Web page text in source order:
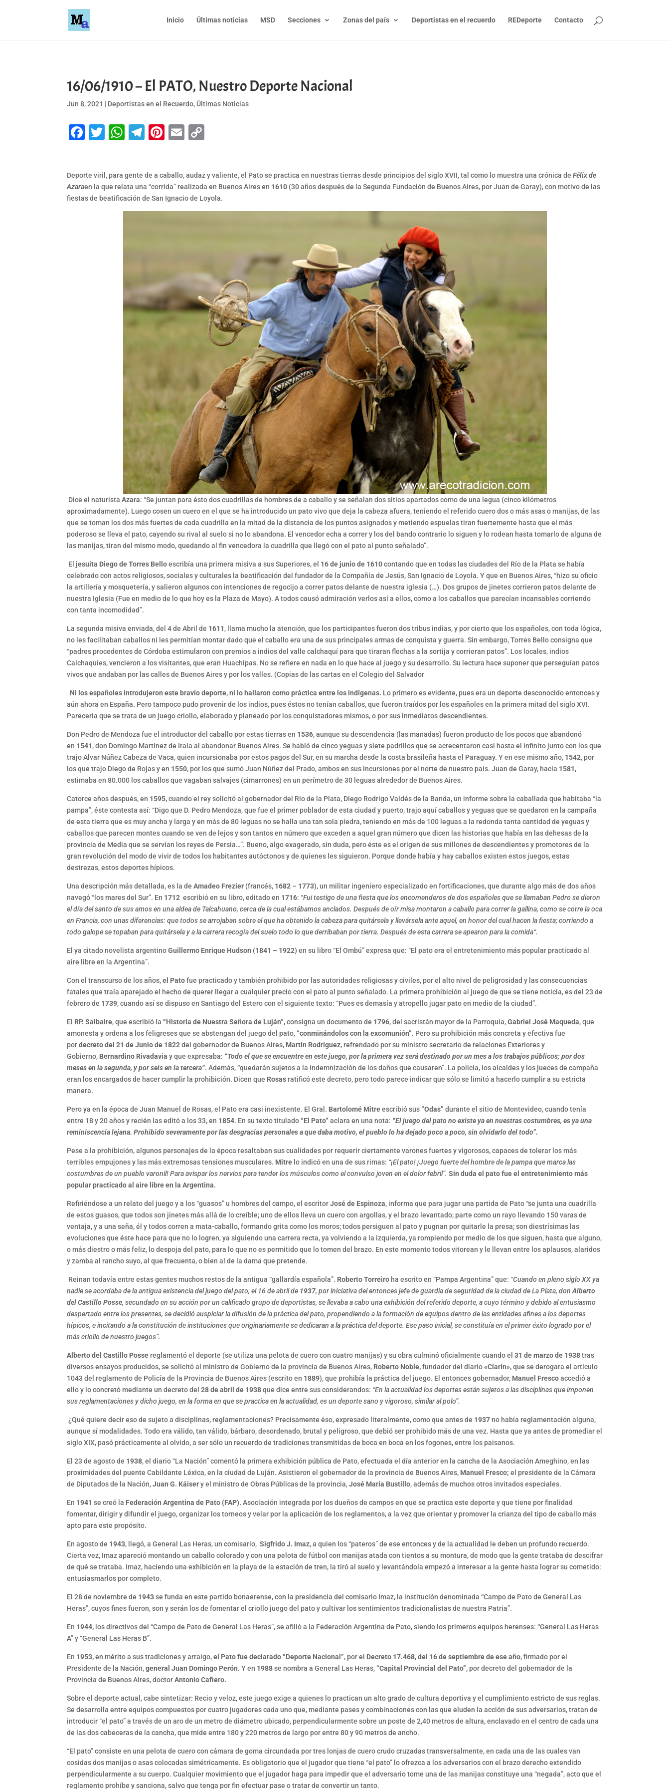
Inicio Últimas noticias MSD Secciones Zonas del país Deportistas en el recuerdo REDeporte Contacto
16/06/1910 – El PATO, Nuestro Deporte Nacional
Jun 8, 2021 | Deportistas en el Recuerdo, Últimas Noticias
Facebook
Twitter
WhatsApp
Telegram
Pinterest
Email
Deporte viril, para gente de a caballo, audaz y valiente, el Pato se practica en nuestras tierras desde principios del siglo XVII, tal como lo muestra una crónica deFélix de
Azaraen la que relata una “corrida” realizada en Buenos Aires en 1610 (30 años después de la Segunda Fundación de Buenos Aires, por Juan de Garay), con motivo de las
fiestas de beatificación de San Ignacio de Loyola.
Dice el naturistaAzara: “Se juntan para ésto dos cuadrillas de hombres de a caballo y se señalan dos sitios apartados como de una legua (cinco kilómetros
aproximadamente). Luego cosen un cuero en el que se ha introducido un pato vivo que deja la cabeza afuera, teniendo el referido cuero dos o más asas o manijas, de las
que se toman los dos más fuertes de cada cuadrilla en la mitad de la distancia de los puntos asignados y metiendo espuelas tiran fuertemente hasta que el más
poderoso se lleva el pato, cayendo su rival al suelo si no lo abandona. El vencedor echa a correr y los del bando contrario lo siguen y lo rodean hasta tomarlo de alguna de
las manijas, tiran del mismo modo, quedando al fin vencedora la cuadrilla que llegó con el pato al punto señalado”.
El jesuita Diego de Torres Belloescribía una primera misiva a sus Superiores, el 16 de junio de 1610contando que en todas las ciudades del Río de la Plata se había
celebrado con actos religiosos, sociales y culturales la beatificación del fundador de la Compañía de Jesús, San Ignacio de Loyola. Y que en Buenos Aires, “hizo su oficio
la artillería y mosquetería, y salieron algunos con intenciones de regocijo a correr patos delante de nuestra iglesia (…). Dos grupos de jinetes corrieron patos delante de
nuestra Iglesia (Fue en medio de lo que hoy es la Plaza de Mayo). A todos causó admiración verlos así a ellos, como a los caballos que parecían incansables corriendo
con tanta incomodidad”.
La segunda misiva enviada, del 4 de Abril de 1611, llama mucho la atención, que los participantes fueron dos tribus indias, y por cierto que los españoles, con toda lógica,
no les facilitaban caballos ni les permitían montar dado que el caballo era una de sus principales armas de conquista y guerra. Sin embargo, Torres Bello consigna que
“padres procedentes de Córdoba estimularon con premios a indios del valle calchaquí para que tiraran flechas a la sortija y corrieran patos”. Los locales, indios
Calchaquíes, vencieron a los visitantes, que eran Huachipas. No se refiere en nada en lo que hace al juego y su desarrollo. Su lectura hace suponer que perseguían patos
vivos que andaban por las calles de Buenos Aires y por los valles. (Copias de las cartas en el Colegio del Salvador
Ni los españoles introdujeron este bravío deporte, ni lo hallaron como práctica entre los indígenas. Lo primero es evidente, pues era un deporte desconocido entonces y
aún ahora en España. Pero tampoco pudo provenir de los indios, pues éstos no tenían caballos, que fueron traídos por los españoles en la primera mitad del siglo XVI.
Parecería que se trata de un juego criollo, elaborado y planeado por los conquistadores mismos, o por sus inmediatos descendientes.
Don Pedro de Mendoza fue el introductor del caballo por estas tierras en 1536, aunque su descendencia (las manadas) fueron producto de los pocos que abandonó
en 1541, don Domingo Martínez de Irala al abandonar Buenos Aires. Se habló de cinco yeguas y siete padrillos que se acrecentaron casi hasta el infinito junto con los que
trajo Alvar Núñez Cabeza de Vaca, quien incursionaba por estos pagos del Sur, en su marcha desde la costa brasileña hasta el Paraguay. Y en ese mismo año, 1542, por
los que trajo Diego de Rojas y en 1550, por los que sumó Juan Núñez del Prado, ambos en sus incursiones por el norte de nuestro país. Juan de Garay, hacia 1581,
estimaba en 80.000 los caballos que vagaban salvajes (cimarrones) en un perímetro de 30 leguas alrededor de Buenos Aires.
Catorce años después, en 1595,cuando el rey solicitó al gobernador del Río de la Plata, Diego Rodrigo Valdés de la Banda, un informe sobre la caballada que habitaba “la
pampa”, éste contesta así: “Digo que D. Pedro Mendoza, que fue el primer poblador de esta ciudad y puerto, trajo aquí caballos y yeguas que se quedaron en la campaña
de esta tierra que es muy ancha y larga y en más de 80 leguas no se halla una tan sola piedra, teniendo en más de 100 leguas a la redonda tanta cantidad de yeguas y
caballos que parecen montes cuando se ven de lejos y son tantos en número que exceden a aquel gran número que dicen las historias que había en las dehesas de la
provincia de Media que se servían los reyes de Persia…”. Bueno, algo exagerado, sin duda, pero éste es el origen de sus millones de descendientes y promotores de la
gran revolución del modo de vivir de todos los habitantes autóctonos y de quienes les siguieron. Porque donde había y hay caballos existen estos juegos, estas
destrezas, estos deportes hípicos.
Una descripción más detallada, es la deAmadeo Frezier (francés, 1682 – 1773), un militar ingeniero especializado en fortificaciones, que durante algo más de dos años
navegó “los mares del Sur”. En 1712 escribió en su libro, editado en 1716: “Fui testigo de una fiesta que los encomenderos de dos españoles que se llamaban Pedro se dieron
el día del santo de sus amos en una aldea de Talcahuano, cerca de la cual estábamos anclados. Después de oír misa montaron a caballo para correr la gallina, como se corre la oca
en Francia, con unas diferencias: que todos se arrojaban sobre el que ha obtenido la cabeza para quitársela y llevársela ante aquel, en honor del cual hacen la fiesta; corriendo a
todo galope se topaban para quitársela y a la carrera recogía del suelo todo lo que derribaban por tierra. Después de esta carrera se apearon para la comida“.
El ya citado novelista argentinoGuillermo Enrique Hudson (1841 – 1922) en su libro “El Ombú” expresa que: “El pato era el entretenimiento más popular practicado al
aire libre en la Argentina”.
Con el transcurso de los años,el Patofue practicado y también prohibido por las autoridades religiosas y civiles, por el alto nivel de peligrosidad y las consecuencias
fatales que traía aparejado el hecho de querer llegar a cualquier precio con el pato al punto señalado. La primera prohibición al juego de que se tiene noticia, es del 23 de
febrero de 1739, cuando así se dispuso en Santiago del Estero con el siguiente texto: “Pues es demasía y atropello jugar pato en medio de la ciudad”.
El RP. Salbaire, que escribió la“Historia de Nuestra Señora de Luján”,consigna un documento de 1796, del sacristán mayor de la Parroquia,Gabriel José Maqueda, que
amonesta y ordena a los feligreses que se abstengan del juego del pato,“conminándolos con la excomunión”. Pero su prohibición más concreta y efectiva fue
pordecreto del 21 de Junio de 1822del gobernador de Buenos Aires, Martín Rodríguez, refrendado por su ministro secretario de relaciones Exteriores y
Gobierno, Bernardino Rivadavia y que expresaba: “Todo el que se encuentre en este juego, por la primera vez será destinado por un mes a los trabajos públicos; por dos
meses en la segunda, y por seis en la tercera”. Además, “quedarán sujetos a la indemnización de los daños que causaren”. La policía, los alcaldes y los jueces de campaña
eran los encargados de hacer cumplir la prohibición. Dicen que Rosas ratificó este decreto, pero todo parece indicar que sólo se limitó a hacerlo cumplir a su estricta
manera.
Pero ya en la época de Juan Manuel de Rosas, el Pato era casi inexistente. El Gral. Bartolomé Mitreescribió sus“Odas” durante el sitio de Montevideo, cuando tenía
entre 18 y 20 años y recién las editó a los 33, en 1854. En su texto titulado“El Pato” aclara en una nota: “El juego del pato no existe ya en nuestras costumbres, es ya una
reminiscencia lejana. Prohibido severamente por las desgracias personales a que daba motivo, el pueblo lo ha dejado poco a poco, sin olvidarlo del todo”.
Pese a la prohibición, algunos personajes de la época resaltaban sus cualidades por requerir ciertamente varones fuertes y vigorosos, capaces de tolerar los más
terribles empujones y las más extremosas tensiones musculares. Mitre lo indicó en una de sus rimas: “¡El pato! ¡Juego fuerte del hombre de la pampa que marca las
costumbres de un pueblo varonil! Para avispar los nervios para tender los músculos como el convulso joven en el dolor febril”. Sin duda el pato fue el entretenimiento más
popular practicado al aire libre en la Argentina.
Refiriéndose a un relato del juego y a los “guasos” u hombres del campo, el escritorJosé de Espinoza, informa que para jugar una partida de Pato “se junta una cuadrilla
de estos guasos, que todos son jinetes más allá de lo creíble; uno de ellos lleva un cuero con argollas, y el brazo levantado; parte como un rayo llevando 150 varas de
ventaja, y a una seña, él y todos corren a mata-caballo, formando grita como los moros; todos persiguen al pato y pugnan por quitarle la presa; son diestrísimas las
evoluciones que éste hace para que no lo logren, ya siguiendo una carrera recta, ya volviendo a la izquierda, ya rompiendo por medio de los que siguen, hasta que alguno,
o más diestro o más feliz, lo despoja del pato, para lo que no es permitido que lo tomen del brazo. En este momento todos vitorean y le llevan entre los aplausos, alaridos
y zamba al rancho suyo, al que frecuenta, o bien al de la dama que pretende.
Reinan todavía entre estas gentes muchos restos de la antigua “gallardía española”. Roberto Torreiro ha escrito en “Pampa Argentina” que: “Cuando en pleno siglo XX ya
nadie se acordaba de la antigua existencia del juego del pato, el 16 de abril de 1937, por iniciativa del entonces jefe de guardia de seguridad de la ciudad de La Plata, donAlberto
del Castillo Posse, secundado en su acción por un calificado grupo de deportistas, se llevaba a cabo una exhibición del referido deporte, a cuyo término y debido al entusiasmo
despertado entre los presentes, se decidió auspiciar la difusión de la práctica del pato, propendiendo a la formación de equipos dentro de las entidades afines a los deportes
hípicos, e incitando a la constitución de instituciones que originariamente se dedicaran a la práctica del deporte. Ese paso inicial, se constituía en el primer éxito logrado por el
más criollo de nuestro juegos”.
Alberto del Castillo Posse reglamentó el deporte (se utiliza una pelota de cuero con cuatro manijas) y su obra culminó oficialmente cuando el31 de marzo de 1938tras
diversos ensayos producidos, se solicitó al ministro de Gobierno de la provincia de Buenos Aires, Roberto Noble,fundador del diario«Clarín»,que se derogara el artículo
1043 del reglamento de Policía de la Provincia de Buenos Aires (escrito en 1889), que prohibía la práctica del juego. El entonces gobernador, Manuel Frescoaccedió a
ello y lo concretó mediante un decreto del28 de abril de 1938que dice entre sus considerandos: “En la actualidad los deportes están sujetos a las disciplinas que imponen
sus reglamentaciones y dicho juego, en la forma en que se practica en la actualidad, es un deporte sano y vigoroso, similar al polo”.
¿Qué quiere decir eso de sujeto a disciplinas, reglamentaciones? Precisamente éso, expresado literalmente, como que antes de 1937no había reglamentación alguna,
aunque sí modalidades. Todo era válido, tan válido, bárbaro, desordenado, brutal y peligroso, que debió ser prohibido más de una vez. Hasta que ya antes de promediar el
siglo XIX, pasó prácticamente al olvido, a ser sólo un recuerdo de tradiciones transmitidas de boca en boca en los fogones, entre los paisanos.
El 23 de agosto de 1938, el diario “La Nación” comentó la primera exhibición pública de Pato, efectuada el día anterior en la cancha de la Asociación Ameghino, en las
proximidades del puente Cabildante Léxica, en la ciudad de Luján. Asistieron el gobernador de la provincia de Buenos Aires, Manuel Fresco; el presidente de la Cámara
de Diputados de la Nación,Juan G. Káisery el ministro de Obras Públicas de la provincia,José María Bustillo, además de muchos otros invitados especiales.
En 1941 se creó la Federación Argentina de Pato (FAP). Asociación integrada por los dueños de campos en que se practica este deporte y que tiene por finalidad
fomentar, dirigir y difundir el juego, organizar los torneos y velar por la aplicación de los reglamentos, a la vez que orientar y promover la crianza del tipo de caballo más
apto para este propósito.
En agosto de 1943, llegó, a General Las Heras, un comisario,Sigfrido J. Imaz, a quien los “pateros” de ese entonces y de la actualidad le deben un profundo recuerdo.
Cierta vez, Imaz apareció montando un caballo colorado y con una pelota de fútbol con manijas atada con tientos a su montura, de modo que la gente trataba de descifrar
de qué se trataba. Imaz, haciendo una exhibición en la playa de la estación de tren, la tiró al suelo y levantándola empezó a interesar a la gente hasta lograr su cometido:
entusiasmarlos por completo.
El 28 de noviembre de 1943se funda en este partido bonaerense, con la presidencia del comisario Imaz, la institución denominada “Campo de Pato de General Las
Heras”, cuyos fines fueron, son y serán los de fomentar el criollo juego del pato y cultivar los sentimientos tradicionalistas de nuestra Patria”.
En 1944, los directivos del “Campo de Pato de General Las Heras”, se afilió a la Federación Argentina de Pato, siendo los primeros equipos herenses: “General Las Heras
A” y “General Las Heras B”.
En 1953,en mérito a sus tradiciones y arraigo,el Pato fue declarado “Deporte Nacional”, por el Decreto 17.468, del 16 de septiembre de ese año, firmado por el
Presidente de la Nación,general Juan Domingo Perón. Y en 1988se nombra a General Las Heras,“Capital Provincial del Pato”, por decreto del gobernador de la
Provincia de Buenos Aires, doctorAntonio Cafiero.
Sobre el deporte actual, cabe sintetizar: Recio y veloz, este juego exige a quienes lo practican un alto grado de cultura deportiva y el cumplimiento estricto de sus reglas.
Se desarrolla entre equipos compuestos por cuatro jugadores cada uno que, mediante pases y combinaciones con las que eluden la acción de sus adversarios, tratan de
introducir “el pato” a través de un aro de un metro de diámetro ubicado, perpendicularmente sobre un poste de 2,40 metros de altura, enclavado en el centro de cada una
de las dos cabeceras de la cancha, que mide entre 180 y 220 metros de largo por entre 80 y 90 metros de ancho.
“El pato” consiste en una pelota de cuero con cámara de goma circundada por tres lonjas de cuero crudo cruzadas transversalmente, en cada una de las cuales van
cosidas dos manijas o asas colocadas simétricamente. Es obligatorio que el jugador que tiene “el pato” lo ofrezca a los adversarios con el brazo derecho extendido
perpendicularmente a su cuerpo. Cualquier movimiento que el jugador haga para impedir que el adversario tome una de las manijas constituye una “negada”, acto que el
reglamento prohíbe y sanciona, salvo que tenga por fin efectuar pase o tratar de convertir un tanto.